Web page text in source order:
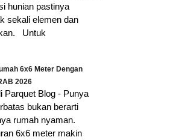
hunian pastinya
sekali elemen dan
Untuk
6x6 Meter Dengan
2026
Parquet Blog - Punya
bukan berarti
rumah nyaman.
6x6 meter makin